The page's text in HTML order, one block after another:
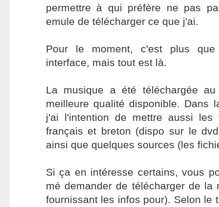
permettre à qui préfère ne pas
emule de télécharger ce que j'ai.
Pour le moment, c'est plus
interface, mais tout est là.
La musique a été téléchargée
meilleure qualité disponible. Dans
j'ai l'intention de mettre aussi les
français et breton (dispo sur le
ainsi que quelques sources (les
Si ça en intéresse certains, vous
mé demander de télécharger de la
fournissant les infos pour). Selon le